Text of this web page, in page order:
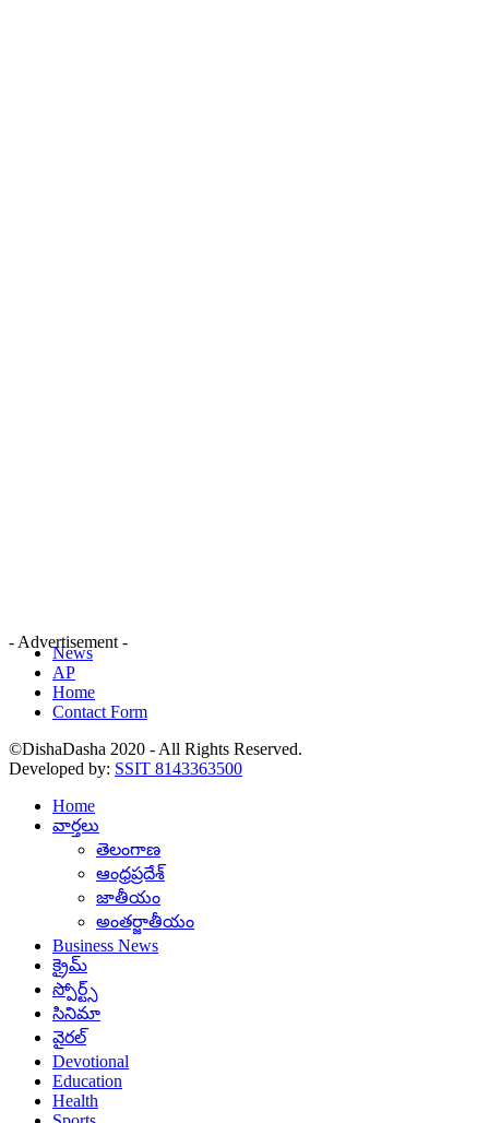
- Advertisement -
News
AP
Home
Contact Form
©DishaDasha 2020 - All Rights Reserved.
Developed by: SSIT 8143363500
Home
వార్తలు
తెలంగాణ
ఆంధ్రప్రదేశ్
జాతీయం
అంతర్జాతీయం
Business News
క్రైమ్
స్పోర్ట్స్
సినిమా
వైరల్
Devotional
Education
Health